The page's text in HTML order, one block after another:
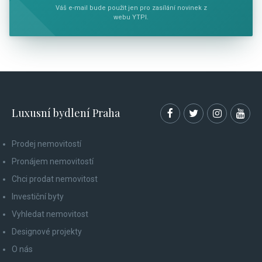
Váš e-mail bude použit jen pro zasílání novinek z
webu YTPI.
Luxusní bydlení Praha
Prodej nemovitostí
Pronájem nemovitostí
Chci prodat nemovitost
Investiční byty
Vyhledat nemovitost
Designové projekty
O nás